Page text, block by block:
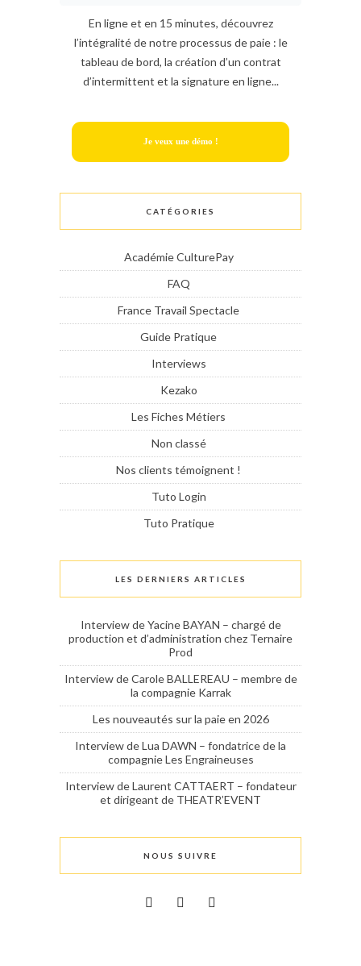
En ligne et en 15 minutes, découvrez
l’intégralité de notre processus de paie : le
tableau de bord, la création d’un contrat
d’intermittent et la signature en ligne...
Je veux une démo !
CATÉGORIES
Académie CulturePay
FAQ
France Travail Spectacle
Guide Pratique
Interviews
Kezako
Les Fiches Métiers
Non classé
Nos clients témoignent !
Tuto Login
Tuto Pratique
LES DERNIERS ARTICLES
Interview de Yacine BAYAN – chargé de
production et d’administration chez Ternaire
Prod
Interview de Carole BALLEREAU – membre de
la compagnie Karrak
Les nouveautés sur la paie en 2026
Interview de Lua DAWN – fondatrice de la
compagnie Les Engraineuses
Interview de Laurent CATTAERT – fondateur
et dirigeant de THEATR’EVENT
NOUS SUIVRE